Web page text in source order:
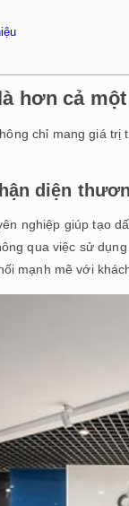
hơn cả
chỉ mang giá
diện
nghiệp giúp tạo
qua việc sử
mạnh mẽ với